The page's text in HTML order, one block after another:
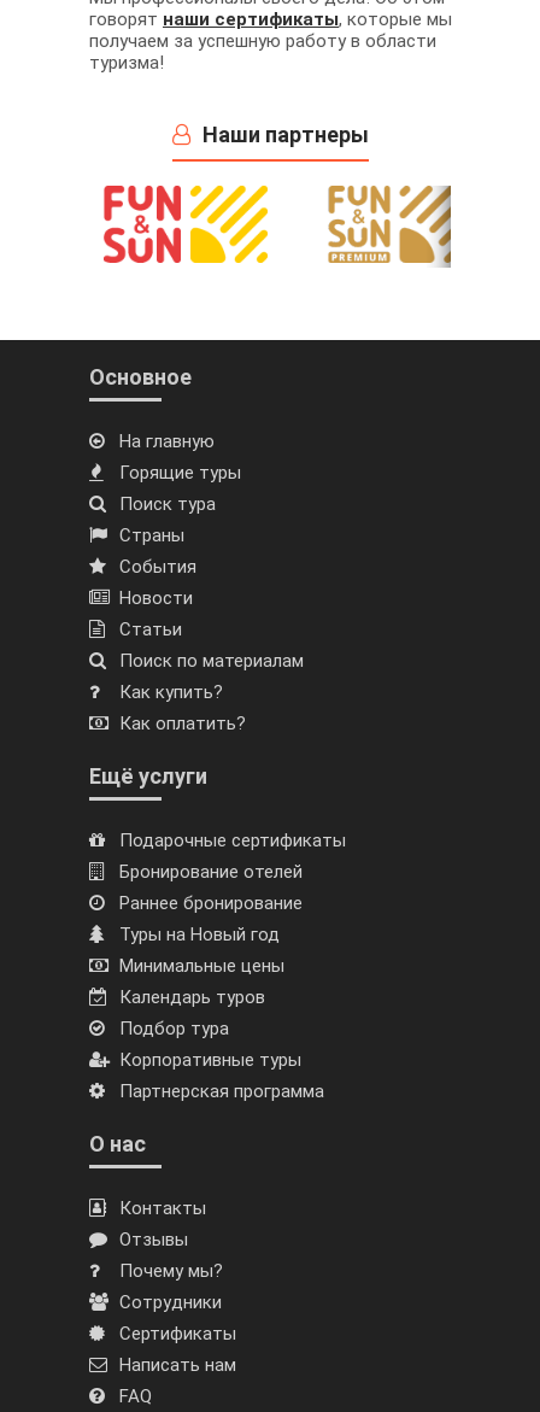
говорят наши сертификаты, которые мы
получаем за успешную работу в области
туризма!
Наши партнеры
Основное
На главную
Горящие туры
Поиск тура
Страны
События
Новости
Статьи
Поиск по материалам
Как купить?
Как оплатить?
Ещё услуги
Подарочные сертификаты
Бронирование отелей
Раннее бронирование
Туры на Новый год
Минимальные цены
Календарь туров
Подбор тура
Корпоративные туры
Партнерская программа
О нас
Контакты
Отзывы
Почему мы?
Сотрудники
Сертификаты
Написать нам
FAQ